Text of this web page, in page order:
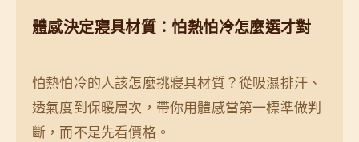
體感決定寢具材質：怕熱怕冷怎麼選才對
怕熱怕冷的人該怎麼挑寢具材質？從吸濕排汗、
透氣度到保暖層次，帶你用體感當第一標準做判
斷，而不是先看價格。